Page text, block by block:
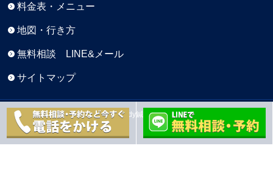
料金表・メニュー
地図・行き方
無料相談 LINE&メール
サイトマップ
Copyright © 元町BaseBody鍼灸院 All Rights Reserved.